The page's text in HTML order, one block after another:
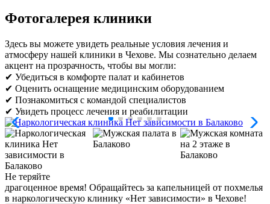
Фотогалерея клиники
Здесь вы можете увидеть реальные условия лечения и
атмосферу нашей клиники в Чехове. Мы сознательно делаем
акцент на прозрачность, чтобы вы могли:
✔ Убедиться в комфорте палат и кабинетов
✔ Оценить оснащение медицинским оборудованием
✔ Познакомиться с командой специалистов
✔ Увидеть процесс лечения и реабилитации
Не теряйте
драгоценное время! Обращайтесь за капельницей от похмелья
в наркологическую клинику «Нет зависимости» в Чехове!